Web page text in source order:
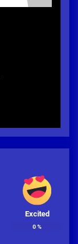
Excited
0%